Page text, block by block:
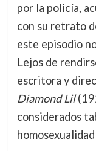
por la policía,
con su retrato
este episodio
Lejos de
escritora y
Diamond Lil
considerados